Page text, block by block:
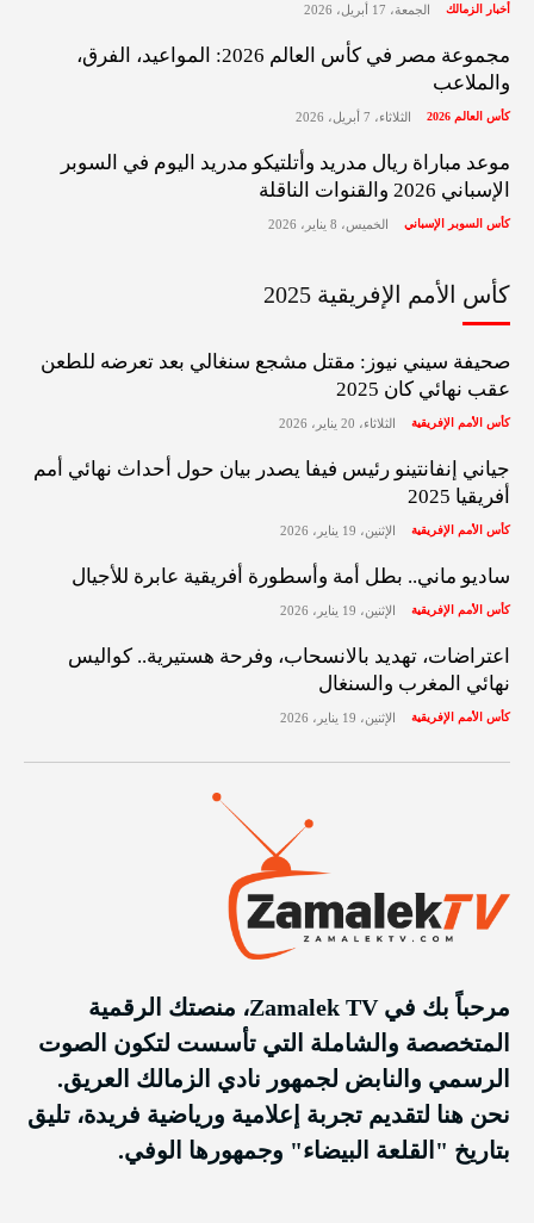
أخبار الزمالك الجمعة، 17 أبريل، 2026
مجموعة مصر في كأس العالم 2026: المواعيد، الفرق،
والملاعب
كأس العالم 2026 الثلاثاء، 7 أبريل، 2026
موعد مباراة ريال مدريد وأتلتيكو مدريد اليوم في السوبر
الإسباني 2026 والقنوات الناقلة
كأس السوبر الإسباني الخميس، 8 يناير، 2026
كأس الأمم الإفريقية 2025
صحيفة سيني نيوز: مقتل مشجع سنغالي بعد تعرضه للطعن
عقب نهائي كان 2025
كأس الأمم الإفريقية الثلاثاء، 20 يناير، 2026
جياني إنفانتينو رئيس فيفا يصدر بيان حول أحداث نهائي أمم
أفريقيا 2025
كأس الأمم الإفريقية الإثنين، 19 يناير، 2026
ساديو ماني.. بطل أمة وأسطورة أفريقية عابرة للأجيال
كأس الأمم الإفريقية الإثنين، 19 يناير، 2026
اعتراضات، تهديد بالانسحاب، وفرحة هستيرية.. كواليس
نهائي المغرب والسنغال
كأس الأمم الإفريقية الإثنين، 19 يناير، 2026
مرحباً بك في Zamalek TV، منصتك الرقمية
المتخصصة والشاملة التي تأسست لتكون الصوت
الرسمي والنابض لجمهور نادي الزمالك العريق.
نحن هنا لتقديم تجربة إعلامية ورياضية فريدة، تليق
بتاريخ "القلعة البيضاء" وجمهورها الوفي.